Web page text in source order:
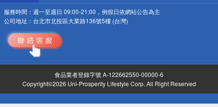
服務時間： 週一至週日 09:00-21:00，例假日依網站公告為主
公司地址： 台北市北投區大業路136號5樓 (台灣)
食品業者登錄字號 A-122662550-00000-6
Copyright©2026 Uni-Prosperity Lifestyle Corp. All Right Reserved